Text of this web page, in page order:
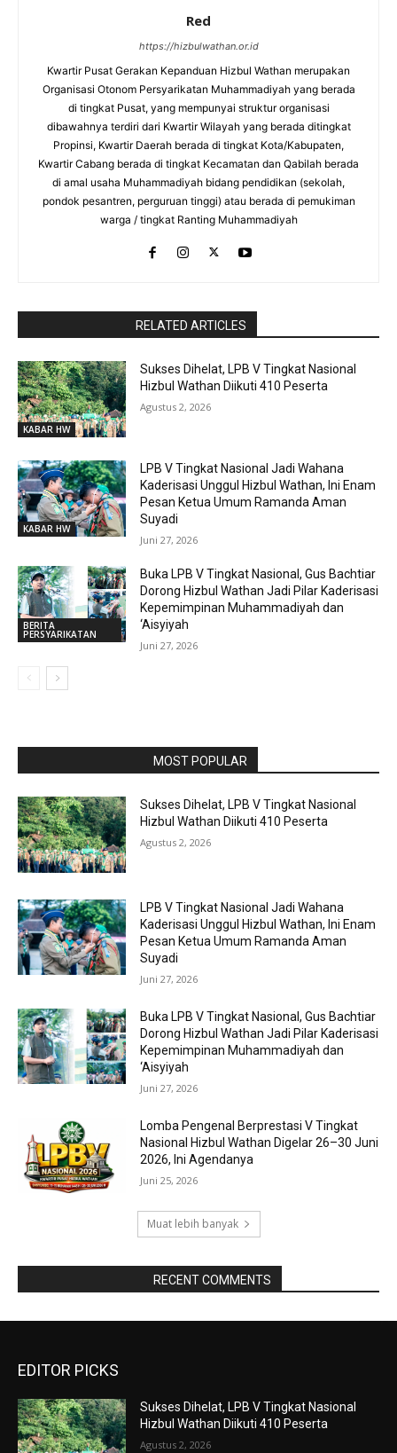
Red
https://hizbulwathan.or.id
Kwartir Pusat Gerakan Kepanduan Hizbul Wathan merupakan
Organisasi Otonom Persyarikatan Muhammadiyah yang berada
di tingkat Pusat, yang mempunyai struktur organisasi
dibawahnya terdiri dari Kwartir Wilayah yang berada ditingkat
Propinsi, Kwartir Daerah berada di tingkat Kota/Kabupaten,
Kwartir Cabang berada di tingkat Kecamatan dan Qabilah berada
di amal usaha Muhammadiyah bidang pendidikan (sekolah,
pondok pesantren, perguruan tinggi) atau berada di pemukiman
warga / tingkat Ranting Muhammadiyah
RELATED ARTICLES
KABAR HW
Sukses Dihelat, LPB V Tingkat Nasional
Hizbul Wathan Diikuti 410 Peserta
Agustus 2, 2026
KABAR HW
LPB V Tingkat Nasional Jadi Wahana
Kaderisasi Unggul Hizbul Wathan, Ini Enam
Pesan Ketua Umum Ramanda Aman
Suyadi
Juni 27, 2026
BERITA
PERSYARIKATAN
Buka LPB V Tingkat Nasional, Gus Bachtiar
Dorong Hizbul Wathan Jadi Pilar Kaderisasi
Kepemimpinan Muhammadiyah dan
‘Aisyiyah
Juni 27, 2026
MOST POPULAR
Sukses Dihelat, LPB V Tingkat Nasional
Hizbul Wathan Diikuti 410 Peserta
Agustus 2, 2026
LPB V Tingkat Nasional Jadi Wahana
Kaderisasi Unggul Hizbul Wathan, Ini Enam
Pesan Ketua Umum Ramanda Aman
Suyadi
Juni 27, 2026
Buka LPB V Tingkat Nasional, Gus Bachtiar
Dorong Hizbul Wathan Jadi Pilar Kaderisasi
Kepemimpinan Muhammadiyah dan
‘Aisyiyah
Juni 27, 2026
Lomba Pengenal Berprestasi V Tingkat
Nasional Hizbul Wathan Digelar 26–30 Juni
2026, Ini Agendanya
Juni 25, 2026
Muat lebih banyak
RECENT COMMENTS
EDITOR PICKS
Sukses Dihelat, LPB V Tingkat Nasional
Hizbul Wathan Diikuti 410 Peserta
Agustus 2, 2026